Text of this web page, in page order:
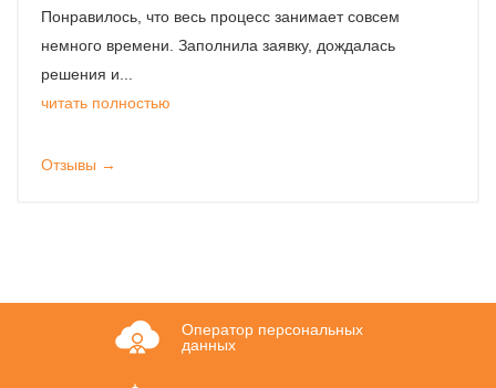
Понравилось, что весь процесс занимает совсем
немного времени. Заполнила заявку, дождалась
решения и...
читать полностью
Отзывы →
Оператор персональных
данных